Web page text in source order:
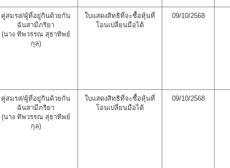
คู่สมรส/ผู้ที่อยู่กินด้วยกัน
ฉันสามีภริยา
(นาง ทิพวรรณ สุธาทิพย์
กุล)
ใบแสดงสิทธิที่จะซื้อหุ้นที่
โอนเปลี่ยนมือได้
09/10/2568
คู่สมรส/ผู้ที่อยู่กินด้วยกัน
ฉันสามีภริยา
(นาง ทิพวรรณ สุธาทิพย์
กุล)
ใบแสดงสิทธิที่จะซื้อหุ้นที่
โอนเปลี่ยนมือได้
09/10/2568